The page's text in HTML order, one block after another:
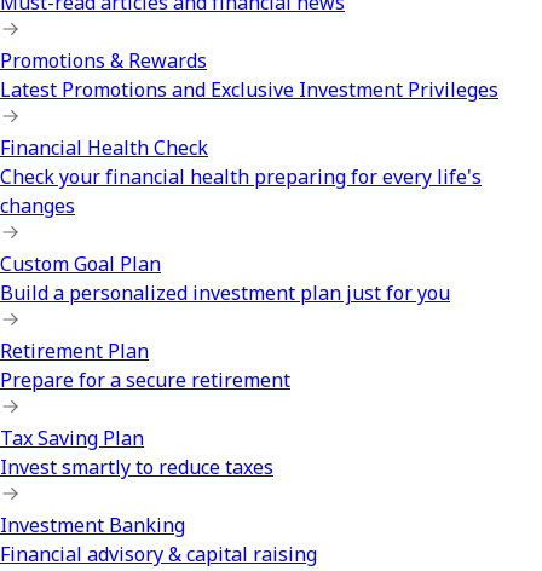
Promotions & Rewards
Latest Promotions and Exclusive Investment Privileges
Financial Health Check
Check your financial health preparing for every life's
changes
Custom Goal Plan
Build a personalized investment plan just for you
Retirement Plan
Prepare for a secure retirement
Tax Saving Plan
Invest smartly to reduce taxes
Investment Banking
Financial advisory & capital raising